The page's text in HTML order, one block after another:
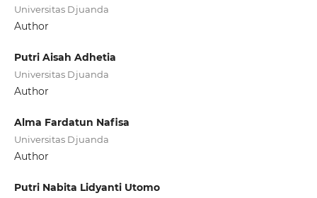
Universitas Djuanda
Author
Putri Aisah Adhetia
Universitas Djuanda
Author
Alma Fardatun Nafisa
Universitas Djuanda
Author
Putri Nabita Lidyanti Utomo